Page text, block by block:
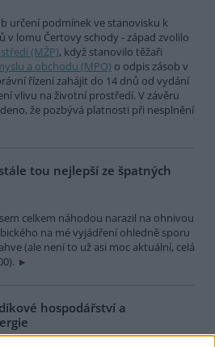
určení podmínek ve stanovisku k
v lomu Čertovy schody - západ zvolilo
(MŽP), když stanovilo těžaři
a obchodu (MPO) o odpis zásob v
řízení zahájit do 14 dnů od vydání
vlivu na životní prostředí. V závěru
že pozbývá platnosti při nesplnění
tou nejlepší ze špatných
celkem náhodou narazil na ohnivou
na mé vyjádření ohledně sporu
(ale není to už asi moc aktuální, celá
hospodářství a